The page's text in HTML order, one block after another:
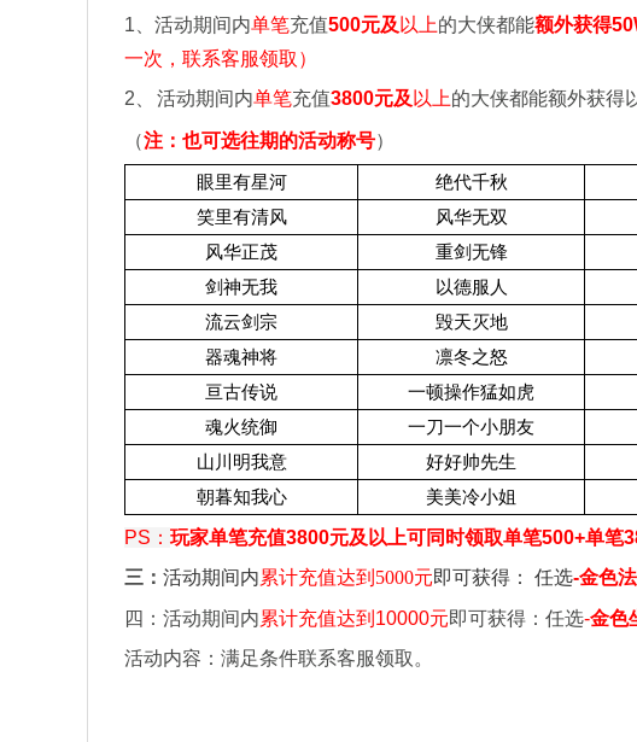
1 、活动期间内单笔充值500元及 以上的大侠都能额外获得
一次，联系客服领取）
2
活动期间内单笔充值3800元及 以上的大侠都能额外获得
（注：也可选往期的活动称号）
眼里有星河 绝代千秋
笑里有清风
风华无双
风华正茂
重剑无锋
剑神无我
以德服人
流云剑宗
毁天灭地
器魂神将
凛冬之怒
亘古传说
一顿操作猛如虎
魂火统御
一刀一个小朋友
山川明我意
好好帅先生
朝暮知我心
美美冷小姐
PS ： 玩家单笔充值3800元及以上可同时领取单笔500+单笔
三： 活动期间内累计充值达到 5000元即可获得： 任选-金色
四：活动期间内累计充值达到10000元即可获得：任选-金色
活动内容：满足条件联系客服领取。